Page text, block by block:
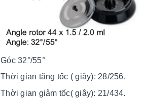
Góc 32°/55°
Thời gian tăng tốc ( giây): 28/256.
Thời gian giảm tốc( giây): 21/434.